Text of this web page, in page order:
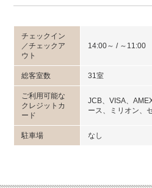
チェックイン
／チェックア
ウト
14:00～ / ～11:00
総客室数 31室
ご利用可能な
クレジットカ
ード
JCB、VISA、
ース、ミリオン、
駐車場 なし